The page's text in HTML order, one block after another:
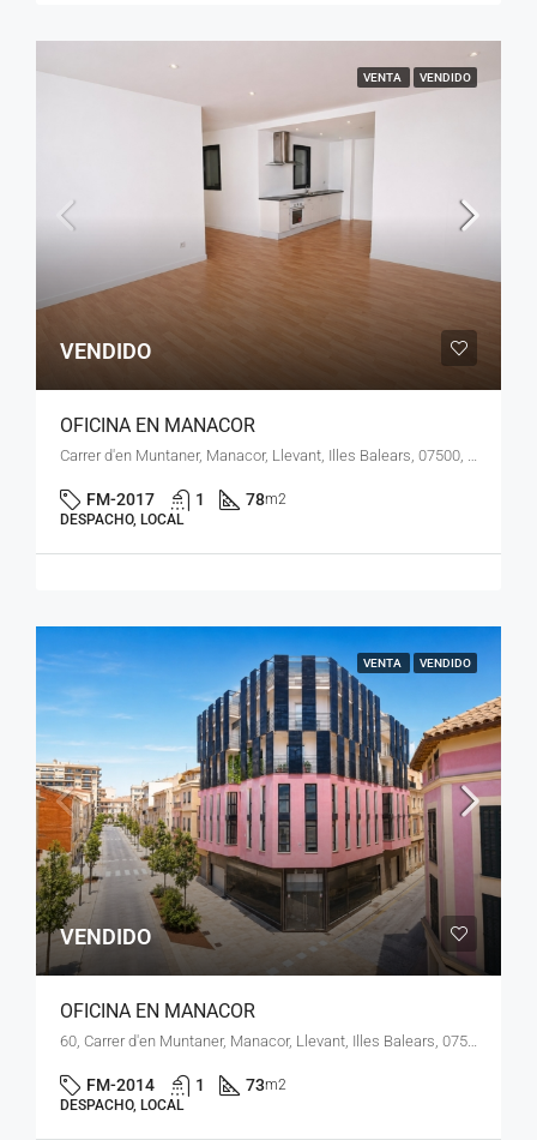
VENTA VENDIDO
VENDIDO
OFICINA EN MANACOR
Carrer d'en Muntaner, Manacor, Llevant, Illes Balears, 07500, España
FM-2017 1 78m2
DESPACHO, LOCAL
VENTA VENDIDO
VENDIDO
OFICINA EN MANACOR
60, Carrer d'en Muntaner, Manacor, Llevant, Illes Balears, 07500, España
FM-2014 1 73m2
DESPACHO, LOCAL